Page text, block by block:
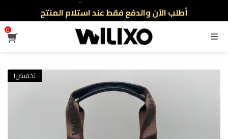
أطلب الآن والدفع فقط عند استلام المنتج
توصيل سريع لجميع الولايات
نفخر بأكثر من 5000 مشتري سعيد
القائمة
0
تخفيض!